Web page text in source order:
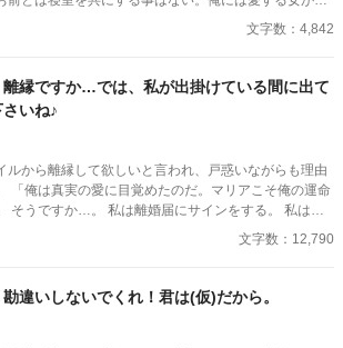
上から早く爵位を譲って貰い、お前とは離婚する。お
れ」 確かに私達の結婚は政略結婚。 2人
い共に頑張って行ければと思っていたが…その必要も
ならば私も好きにさせて貰おう！！
文字数：4,842
離縁ですか…では、私が出掛けている間に出て
いね♪
ルから離縁して欲しいと言われ、戸惑いながらも理由
命
、
る様に使用人に渡した。 使用人が出掛けるのを
荷物を纏め
文字数：12,790
勘違いしないでくれ！君は(仮)だから。